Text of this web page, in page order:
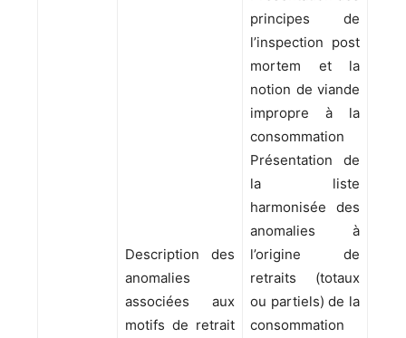
Description des
anomalies
associées aux
motifs de retrait
principes de
l’inspection post
mortem et la
notion de viande
impropre à la
consommation
Présentation de
la liste
harmonisée des
anomalies à
l’origine de
retraits (totaux
ou partiels) de la
consommation